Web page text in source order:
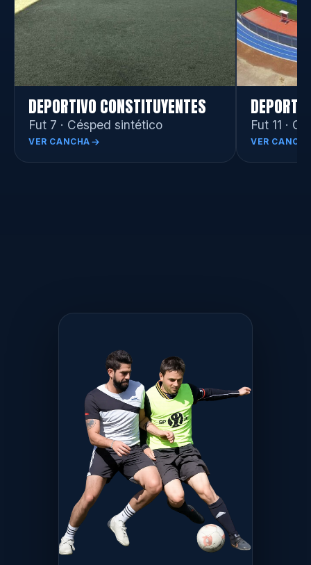
DEPORTIVO CONSTITUYENTES
Fut 7 · Césped sintético
VER CANCHA
Fut 11 ·
VER